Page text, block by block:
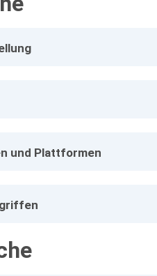
und Plattformen